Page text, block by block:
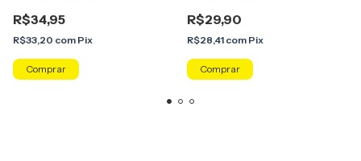
R$34,95
R$33,20 com Pix
R$29,90
R$28,41 com Pix